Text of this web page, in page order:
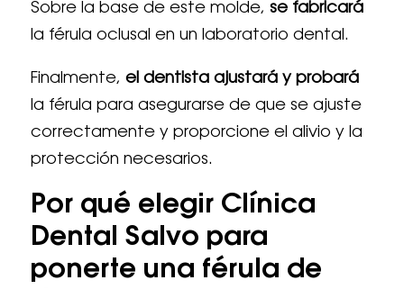
Sobre la base de este molde, se fabricará
la férula oclusal en un laboratorio dental.
Finalmente, el dentista ajustará y probará
la férula para asegurarse de que se ajuste
correctamente y proporcione el alivio y la
protección necesarios.
Por qué elegir Clínica
Dental Salvo para
ponerte una férula de